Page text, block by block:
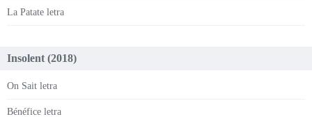
La Patate letra
Insolent (2018)
On Sait letra
Bénéfice letra